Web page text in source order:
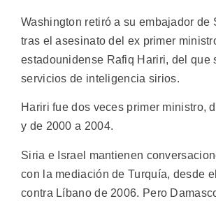
Washington retiró a su embajador de
tras el asesinato del ex primer
estadounidense Rafiq Hariri, del que
servicios de inteligencia sirios.
Hariri fue dos veces primer ministro,
y de 2000 a 2004.
Siria e Israel mantienen
con la mediación de Turquía, desde
contra Líbano de 2006. Pero